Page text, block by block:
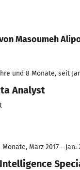
Masoumeh
und 8 Monate, seit
Analyst
Monate, März 2017 - Jan.